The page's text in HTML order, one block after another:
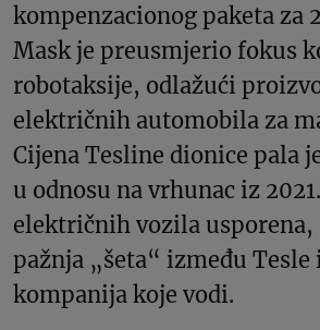
kompenzacionog paketa za
Mask je preusmjerio fokus
robotaksije, odlažući
električnih automobila za
Cijena Tesline dionice pala
u odnosu na vrhunac iz
električnih vozila usporena,
pažnja „šeta“ između
kompanija koje vodi.